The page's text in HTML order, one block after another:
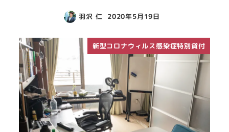
羽沢 仁 2020年5月19日
新型コロナウィルス感染症特別貸付